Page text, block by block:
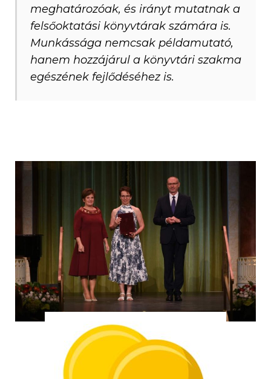
meghatározóak, és irányt mutatnak a
felsőoktatási könyvtárak számára is.
Munkássága nemcsak példamutató,
hanem hozzájárul a könyvtári szakma
egészének fejlődéséhez is.